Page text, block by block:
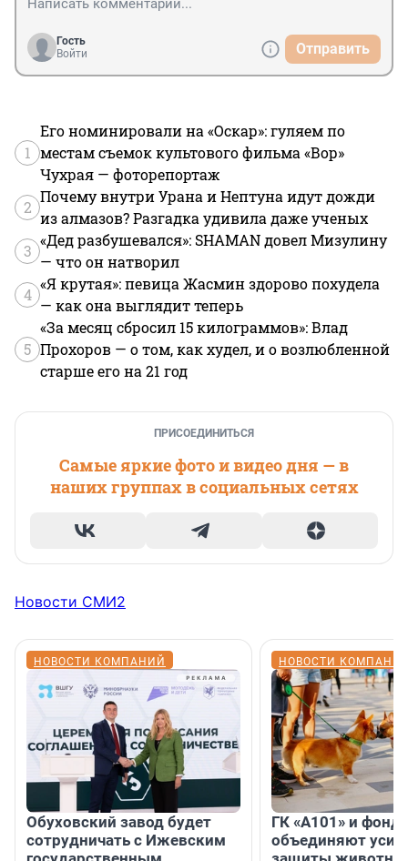
Гость
Войти
Отправить
1
Его номинировали на «Оскар»: гуляем по
местам съемок культового фильма «Вор»
Чухрая — фоторепортаж
2
Почему внутри Урана и Нептуна идут дожди
из алмазов? Разгадка удивила даже ученых
3
«Дед разбушевался»: SHAMAN довел Мизулину
— что он натворил
4
«Я крутая»: певица Жасмин здорово похудела
— как она выглядит теперь
5
«За месяц сбросил 15 килограммов»: Влад
Прохоров — о том, как худел, и о возлюбленной
старше его на 21 год
ПРИСОЕДИНИТЬСЯ
Самые яркие фото и видео дня — в
наших группах в социальных сетях
Новости СМИ2
НОВОСТИ КОМПАНИЙ
Обуховский завод будет
сотрудничать с Ижевским
НОВОСТИ
ГК «А101» и фонд
объединяют